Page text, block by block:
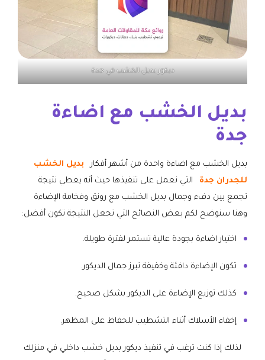
ديكور بديل الخشب في جدة
بديل الخشب مع اضاءة
جدة
بديل الخشب مع اضاءة واحدة من أشهر أفكار
بديل الخشب
للجدران جدة
التي نعمل على تنفيذها حيث أنه يعطي نتيجة
تجمع بين دفء وجمال بديل الخشب مع رونق وفخامة الإضاءة
وهنا سنوضح لكم بعض النصائح التي تجعل النتيجة تكون أفضل:
اختيار اضاءة بجودة عالية تستمر لفترة طويلة.
تكون الإضاءة دافئة وخفيفة تبرز جمال الديكور.
كذلك توزيع الإضاءة على الديكور بشكل صحيح.
إخفاء الأسلاك أثناء التشطيب للحفاظ على المظهر.
لذلك إذا كنت ترغب في تنفيذ ديكور بديل خشب داخلي في منزلك